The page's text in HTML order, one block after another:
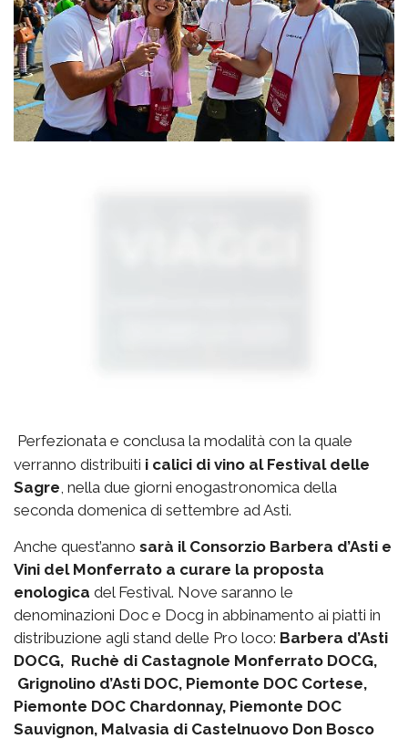
Perfezionata e conclusa la modalità con la quale
verranno distribuiti i calici di vino al Festival delle
Sagre , nella due giorni enogastronomica della
seconda domenica di settembre ad Asti.
Anche quest’anno sarà il Consorzio Barbera d’Asti e
Vini del Monferrato a curare la proposta
enologica del Festival. Nove saranno le
denominazioni Doc e Docg in abbinamento ai piatti in
distribuzione agli stand delle Pro loco: Barbera d’Asti
DOCG, Ruchè di Castagnole Monferrato DOCG,
Grignolino d’Asti DOC, Piemonte DOC Cortese,
Piemonte DOC Chardonnay, Piemonte DOC
Sauvignon, Malvasia di Castelnuovo Don Bosco